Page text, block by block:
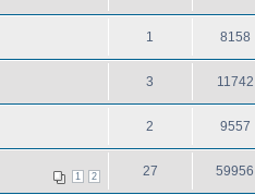
1 8158
3 11742
2 9557
1 2 27 59956